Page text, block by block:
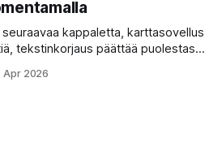
tämän kuuluukin mennä. Puhe
jäsenneltyä.kappaletta, karttasovellus
tekstinkorjaus päättää puolestasi,
huomaat itse
Apr 2026